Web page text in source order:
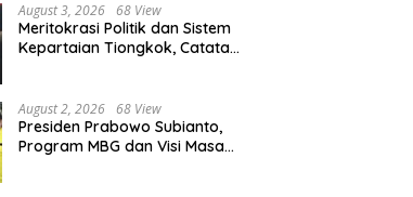
August 3, 2026 68 View
Meritokrasi Politik dan Sistem
Kepartaian Tiongkok, Catatan
August 2, 2026 68 View
Presiden Prabowo Subianto,
Program MBG dan Visi Masa